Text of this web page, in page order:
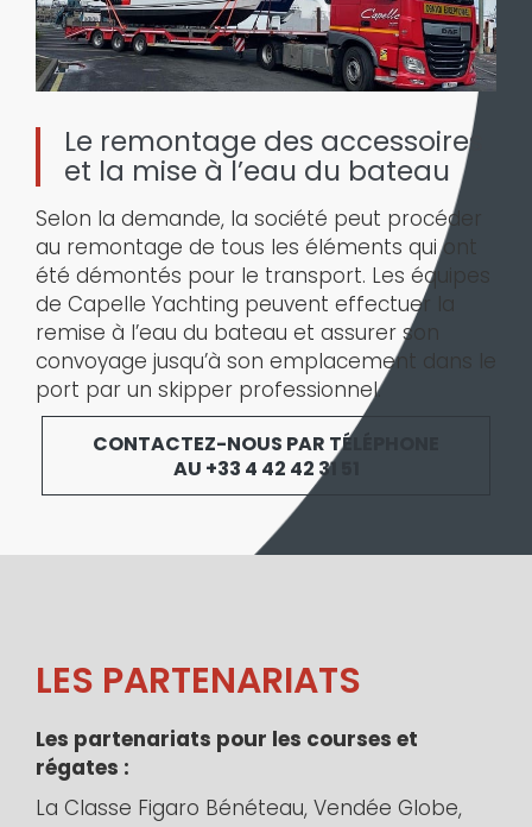
Le remontage des accessoires
et la mise à l’eau du bateau
Selon la demande, la société peut procéder
au remontage de tous les éléments qui ont
été démontés pour le transport. Les équipes
de Capelle Yachting peuvent effectuer la
remise à l’eau du bateau et assurer son
convoyage jusqu’à son emplacement dans le
port par un skipper professionnel.
CONTACTEZ-NOUS PAR TÉLÉPHONE
AU +33 4 42 42 31 51
LES PARTENARIATS
Les partenariats pour les courses et
régates :
La Classe Figaro Bénéteau, Vendée Globe,